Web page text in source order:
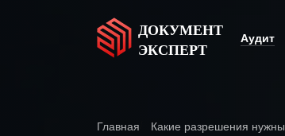
ДОКУМЕНТ
ЭКСПЕРТ
Аудит
Главная Какие разрешения нужны